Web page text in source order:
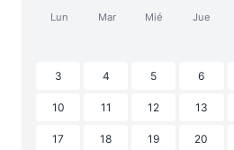
Lun Mar Mié Jue
3 4 5 6
10 11 12 13
17 18 19 20